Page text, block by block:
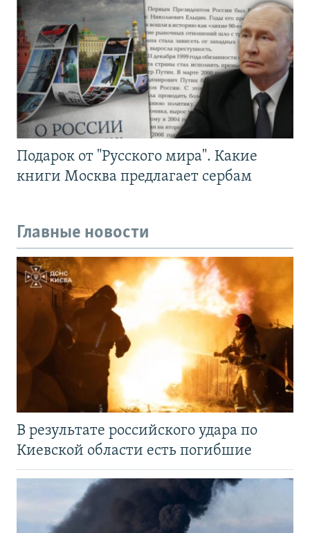
Подарок от "Русского мира". Какие
книги Москва предлагает сербам
Главные новости
В результате российского удара по
Киевской области есть погибшие